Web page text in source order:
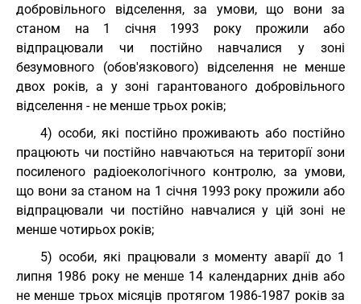
добровільного відселення, за умови, що вони за
станом на 1 січня 1993 року прожили або
відпрацювали чи постійно навчалися у зоні
безумовного (обов'язкового) відселення не менше
двох років, а у зоні гарантованого добровільного
відселення - не менше трьох років;
4) особи, які постійно проживають або постійно
працюють чи постійно навчаються на території зони
посиленого радіоекологічного контролю, за умови,
що вони за станом на 1 січня 1993 року прожили або
відпрацювали чи постійно навчалися у цій зоні не
менше чотирьох років;
5) особи, які працювали з моменту аварії до 1
липня 1986 року не менше 14 календарних днів або
не менше трьох місяців протягом 1986-1987 років за